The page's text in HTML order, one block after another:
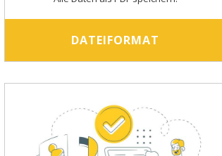
DATEIFORMAT